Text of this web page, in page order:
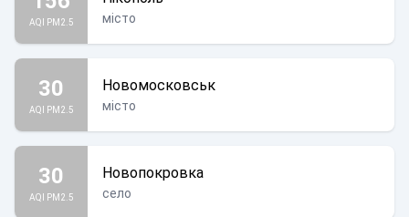
AQI PM2.5 місто
30
AQI PM2.5
Новомосковськ
місто
30
AQI PM2.5
Новопокровка
село